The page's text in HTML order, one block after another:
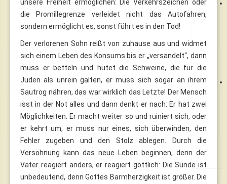
unsere Freiheit ermöglichen: Die Verkehrszeichen oder
die Promillegrenze verleidet nicht das Autofahren,
sondern ermöglicht es, sonst führt es in den Tod!
Der verlorenen Sohn reißt von zuhause aus und widmet
sich einem Leben des Konsums bis er „versandelt“, dann
muss er betteln und hütet die Schweine, die für die
Juden als unrein galten, er muss sich sogar an ihrem
Sautrog nähren, das war wirklich das Letzte! Der Mensch
isst in der Not alles und dann denkt er nach: Er hat zwei
Möglichkeiten. Er macht weiter so und ruiniert sich, oder
er kehrt um, er muss nur eines, sich überwinden, den
Fehler zugeben und den Stolz ablegen. Durch die
Versöhnung kann das neue Leben beginnen, denn der
Vater reagiert anders, er reagiert göttlich: Die Sünde ist
unbedeutend, denn Gottes Barmherzigkeit ist größer. Die